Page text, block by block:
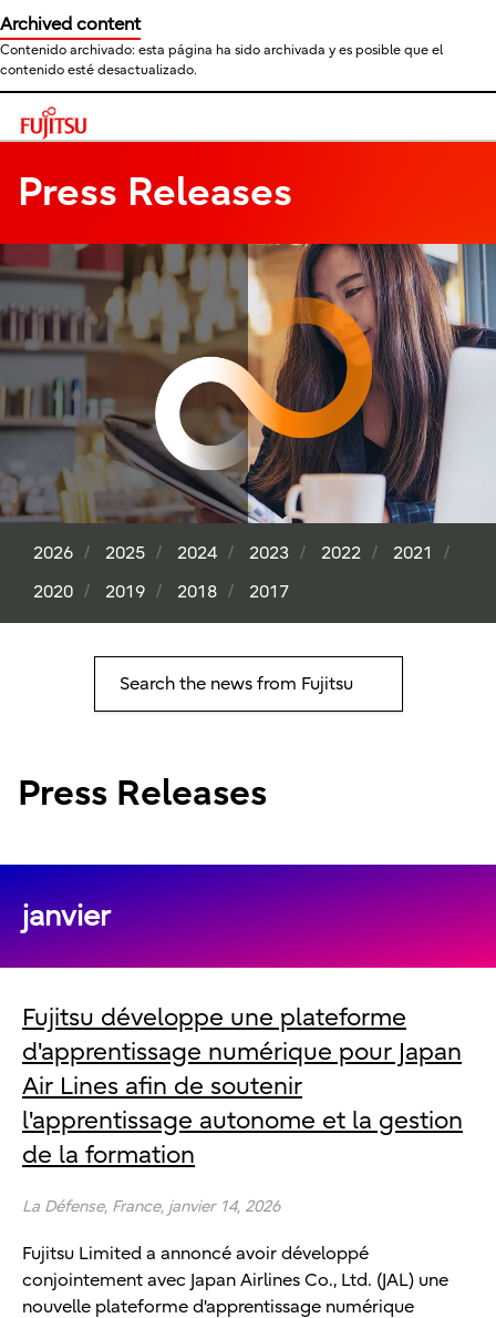
Archived content
Contenido archivado: esta página ha sido archivada y es posible que el
contenido esté desactualizado.
This is a skip link click here to skip to main contents
Press Releases
2026 2025 2024 2023 2022
2021
2020
2019 2018 2017
Search the news from Fujitsu
Press Releases
janvier
Fujitsu développe une plateforme
d'apprentissage numérique pour Japan
Air Lines afin de soutenir
l'apprentissage autonome et la gestion
de la formation
La Défense, France, janvier 14, 2026
Fujitsu Limited a annoncé avoir développé
conjointement avec Japan Airlines Co., Ltd. (JAL) une
nouvelle plateforme d'apprentissage numérique